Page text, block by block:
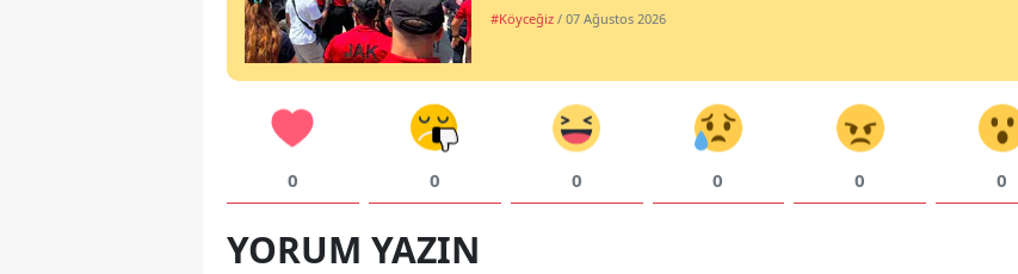
#Köyceğiz / 07 Ağustos 2026
0 0 0 0 0 0
YORUM YAZIN